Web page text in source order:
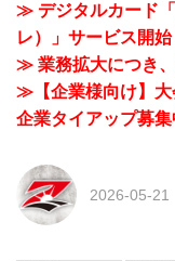
≫ デジタルカード
レ）」サービス開始
≫ 業務拡大につき
≫【企業様向け】大
企業タイアップ募集
2026-05-21